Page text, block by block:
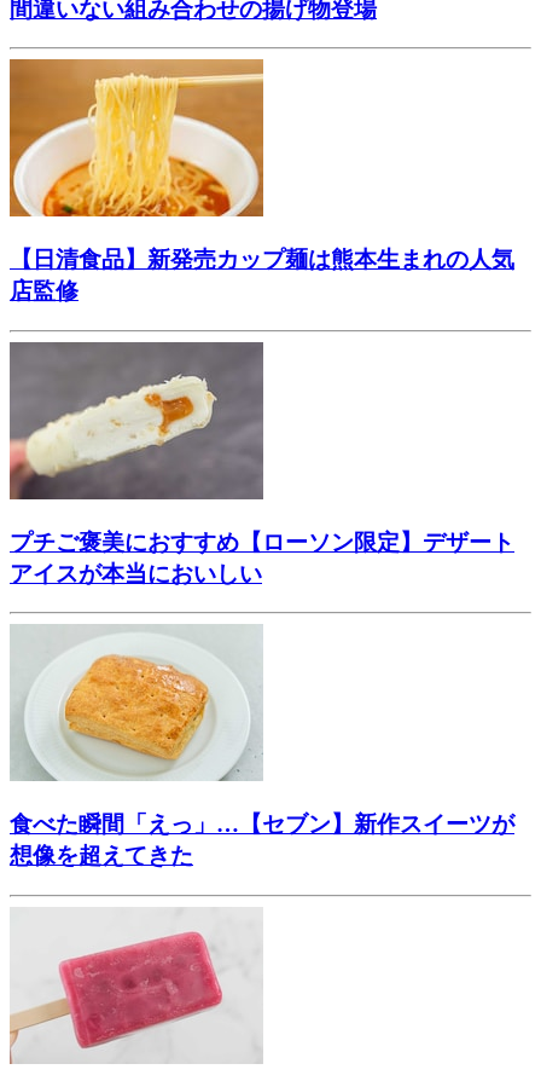
間違いない組み合わせの揚げ物登場
【日清食品】新発売カップ麺は熊本生まれの人気
店監修
プチご褒美におすすめ【ローソン限定】デザート
アイスが本当においしい
食べた瞬間「えっ」…【セブン】新作スイーツが
想像を超えてきた